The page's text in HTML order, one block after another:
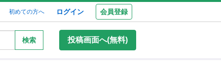
初めての方へ ログイン 会員登録
検索 投稿画面へ(無料)